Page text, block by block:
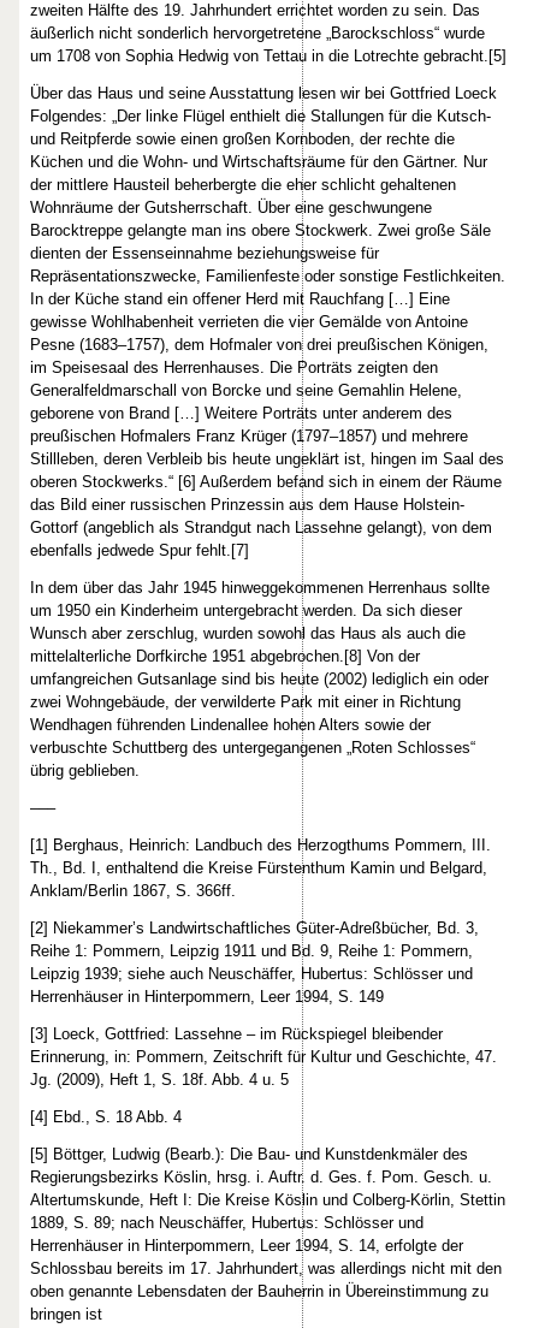
zweiten Hälfte des 19. Jahrhundert errichtet worden zu sein. Das
äußerlich nicht sonderlich hervorgetretene „Barockschloss“ wurde
um 1708 von Sophia Hedwig von Tettau in die Lotrechte gebracht.[5]
Über das Haus und seine Ausstattung lesen wir bei Gottfried Loeck
Folgendes: „Der linke Flügel enthielt die Stallungen für die Kutsch-
und Reitpferde sowie einen großen Kornboden, der rechte die
Küchen und die Wohn- und Wirtschaftsräume für den Gärtner. Nur
der mittlere Hausteil beherbergte die eher schlicht gehaltenen
Wohnräume der Gutsherrschaft. Über eine geschwungene
Barocktreppe gelangte man ins obere Stockwerk. Zwei große Säle
dienten der Essenseinnahme beziehungsweise für
Repräsentationszwecke, Familienfeste oder sonstige Festlichkeiten.
In der Küche stand ein offener Herd mit Rauchfang […] Eine
gewisse Wohlhabenheit verrieten die vier Gemälde von Antoine
Pesne (1683–1757), dem Hofmaler von drei preußischen Königen,
im Speisesaal des Herrenhauses. Die Porträts zeigten den
Generalfeldmarschall von Borcke und seine Gemahlin Helene,
geborene von Brand […] Weitere Porträts unter anderem des
preußischen Hofmalers Franz Krüger (1797–1857) und mehrere
Stillleben, deren Verbleib bis heute ungeklärt ist, hingen im Saal des
oberen Stockwerks.“ [6] Außerdem befand sich in einem der Räume
das Bild einer russischen Prinzessin aus dem Hause Holstein-
Gottorf (angeblich als Strandgut nach Lassehne gelangt), von dem
ebenfalls jedwede Spur fehlt.[7]
In dem über das Jahr 1945 hinweggekommenen Herrenhaus sollte
um 1950 ein Kinderheim untergebracht werden. Da sich dieser
Wunsch aber zerschlug, wurden sowohl das Haus als auch die
mittelalterliche Dorfkirche 1951 abgebrochen.[8] Von der
umfangreichen Gutsanlage sind bis heute (2002) lediglich ein oder
zwei Wohngebäude, der verwilderte Park mit einer in Richtung
Wendhagen führenden Lindenallee hohen Alters sowie der
verbuschte Schuttberg des untergegangenen „Roten Schlosses“
übrig geblieben.
–––
[1] Berghaus, Heinrich: Landbuch des Herzogthums Pommern, III.
Th., Bd. I, enthaltend die Kreise Fürstenthum Kamin und Belgard,
Anklam/Berlin 1867, S. 366ff.
[2] Niekammer’s Landwirtschaftliches Güter-Adreßbücher, Bd. 3,
Reihe 1: Pommern, Leipzig 1911 und Bd. 9, Reihe 1: Pommern,
Leipzig 1939; siehe auch Neuschäffer, Hubertus: Schlösser und
Herrenhäuser in Hinterpommern, Leer 1994, S. 149
[3] Loeck, Gottfried: Lassehne – im Rückspiegel bleibender
Erinnerung, in: Pommern, Zeitschrift für Kultur und Geschichte, 47.
Jg. (2009), Heft 1, S. 18f. Abb. 4 u. 5
[4] Ebd., S. 18 Abb. 4
[5] Böttger, Ludwig (Bearb.): Die Bau- und Kunstdenkmäler des
Regierungsbezirks Köslin, hrsg. i. Auftr. d. Ges. f. Pom. Gesch. u.
Altertumskunde, Heft I: Die Kreise Köslin und Colberg-Körlin, Stettin
1889, S. 89; nach Neuschäffer, Hubertus: Schlösser und
Herrenhäuser in Hinterpommern, Leer 1994, S. 14, erfolgte der
Schlossbau bereits im 17. Jahrhundert, was allerdings nicht mit den
oben genannte Lebensdaten der Bauherrin in Übereinstimmung zu
bringen ist